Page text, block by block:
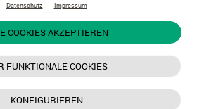
Datenschutz Impressum
COOKIES AKZEPTIEREN
FUNKTIONALE COOKIES
KONFIGURIEREN